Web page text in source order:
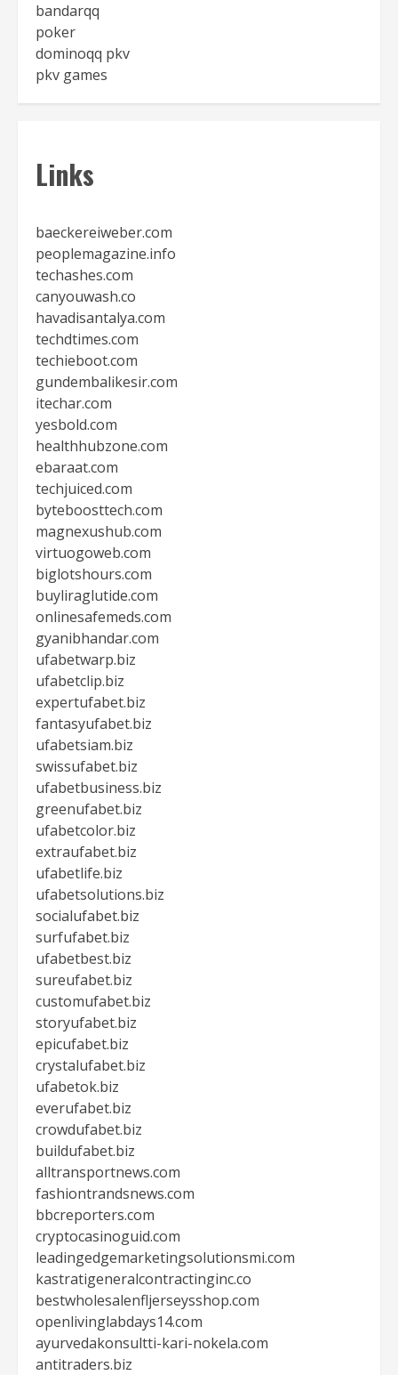
bandarqq
poker
dominoqq pkv
pkv games
Links
baeckereiweber.com
peoplemagazine.info
techashes.com
canyouwash.co
havadisantalya.com
techdtimes.com
techieboot.com
gundembalikesir.com
itechar.com
yesbold.com
healthhubzone.com
ebaraat.com
techjuiced.com
byteboosttech.com
magnexushub.com
virtuogoweb.com
biglotshours.com
buyliraglutide.com
onlinesafemeds.com
gyanibhandar.com
ufabetwarp.biz
ufabetclip.biz
expertufabet.biz
fantasyufabet.biz
ufabetsiam.biz
swissufabet.biz
ufabetbusiness.biz
greenufabet.biz
ufabetcolor.biz
extraufabet.biz
ufabetlife.biz
ufabetsolutions.biz
socialufabet.biz
surfufabet.biz
ufabetbest.biz
sureufabet.biz
customufabet.biz
storyufabet.biz
epicufabet.biz
crystalufabet.biz
ufabetok.biz
everufabet.biz
crowdufabet.biz
buildufabet.biz
alltransportnews.com
fashiontrandsnews.com
bbcreporters.com
cryptocasinoguid.com
leadingedgemarketingsolutionsmi.com
kastratigeneralcontractinginc.co
bestwholesalenfljerseysshop.com
openlivinglabdays14.com
ayurvedakonsultti-kari-nokela.com
antitraders.biz